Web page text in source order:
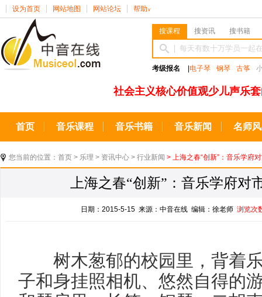
设为首页 网站地图 网站论坛 帮助 ∨
搜课程 搜资讯 搜书籍
考级报名 电子琴 钢琴 古筝
社会主义核心价值观少儿声乐
首页 音乐课程 音乐书籍 音乐新闻 名师
您当前的位置： 首页 > 乐理 > 资讯中心 > 行业新闻 > 上海之春“创新”：音乐学府
上海之春“创新”：音乐学府对
日期：2015-5-15 来源：中音在线 编辑：徐老师浏览次
树木葱郁的校园里，背着乐
子和身挂照相机、悠然自得的